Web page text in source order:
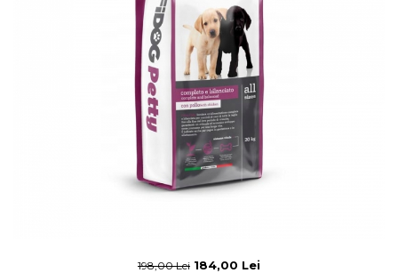
198,00 Lei 184,00 Lei